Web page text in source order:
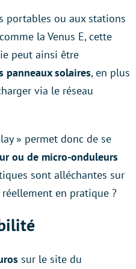
portables ou aux stations
la Venus E, cette
peut ainsi être
panneaux solaires, en plus
via le réseau
» permet donc de se
ou de micro-onduleurs
sont alléchantes sur
en pratique ?
sur le site du